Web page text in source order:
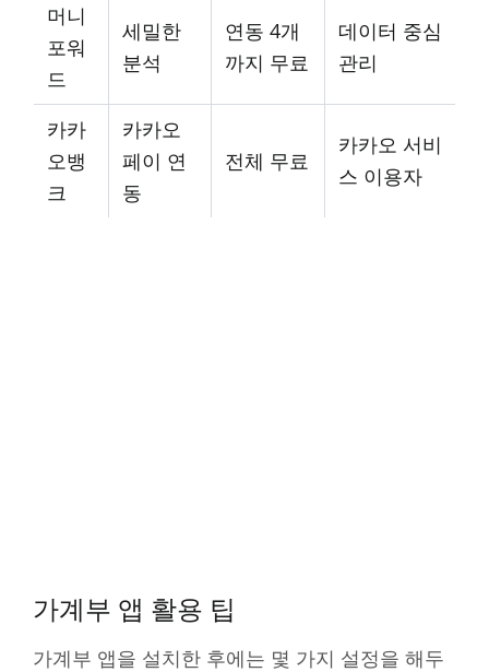
머니
포워
드
세밀한
분석
연동 4개
까지 무료
데이터 중심
관리
카카
오뱅
크
카카오
페이 연
동
전체 무료
카카오 서비
스 이용자
가계부 앱 활용 팁
가계부 앱을 설치한 후에는 몇 가지 설정을 해두